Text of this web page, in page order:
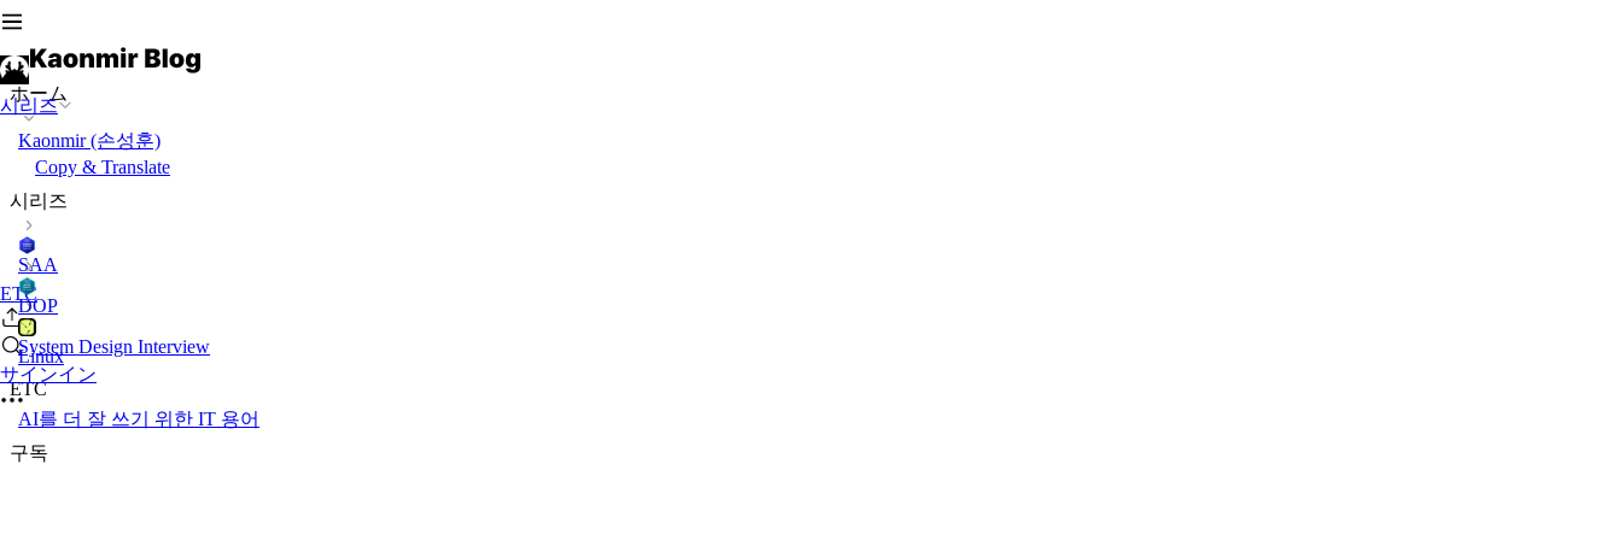
시리즈
ETC
サインイン
ホーム
Kaonmir (손성훈)
Copy & Translate
시리즈
SAA
DOP
System Design Interview
Linux
ETC
AI를 더 잘 쓰기 위한 IT 용어
구독